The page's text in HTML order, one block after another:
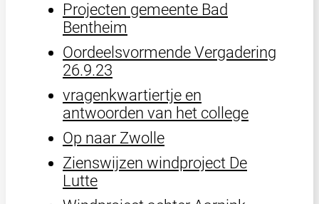
Projecten gemeente Bad
Bentheim
Oordeelsvormende Vergadering
26.9.23
vragenkwartiertje en
antwoorden van het college
Op naar Zwolle
Zienswijzen windproject De
Lutte